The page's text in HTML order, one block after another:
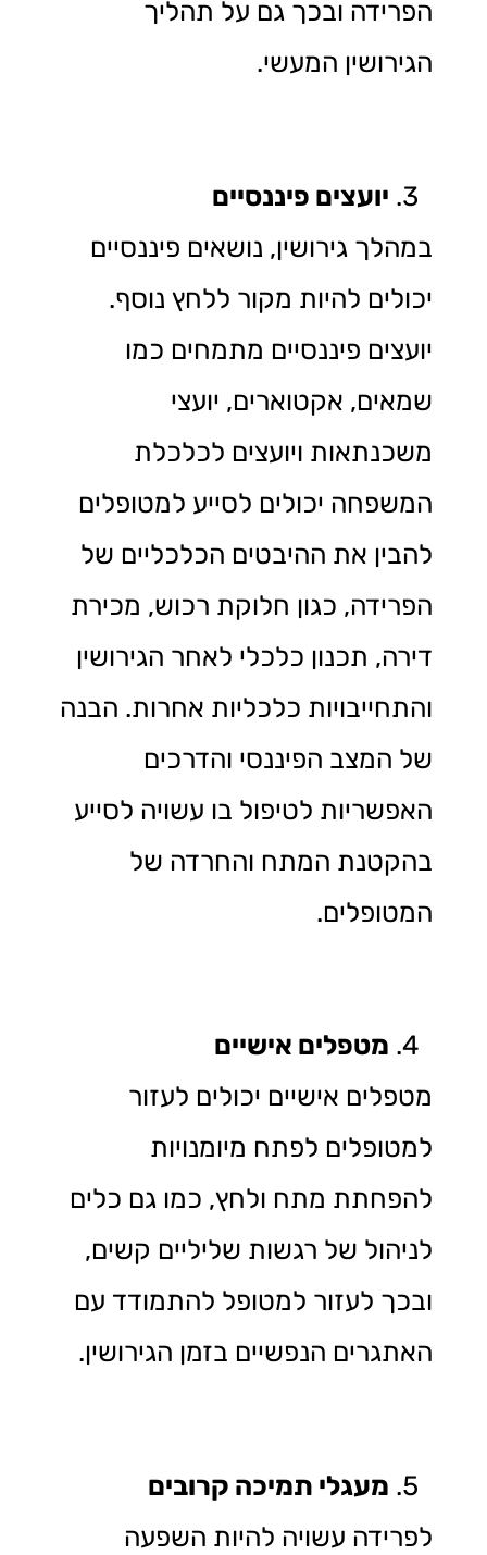
הפרידה ובכך גם על תהליך
הגירושין המעשי.
יועצים פיננסיים
במהלך גירושין, נושאים פיננסיים
יכולים להיות מקור ללחץ נוסף.
יועצים פיננסיים מתמחים כמו
שמאים, אקטוארים, יועצי
משכנתאות ויועצים לכלכלת
המשפחה יכולים לסייע למטופלים
להבין את ההיבטים הכלכליים של
הפרידה, כגון חלוקת רכוש, מכירת
דירה, תכנון כלכלי לאחר הגירושין
והתחייבויות כלכליות אחרות. הבנה
של המצב הפיננסי והדרכים
האפשריות לטיפול בו עשויה לסייע
בהקטנת המתח והחרדה של
המטופלים.
מטפלים אישיים
מטפלים אישיים יכולים לעזור
למטופלים לפתח מיומנויות
להפחתת מתח ולחץ, כמו גם כלים
לניהול של רגשות שליליים קשים,
ובכך לעזור למטופל להתמודד עם
האתגרים הנפשיים בזמן הגירושין.
מעגלי תמיכה קרובים
לפרידה עשויה להיות השפעה